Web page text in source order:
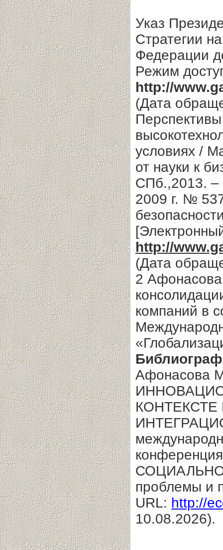
Указ
Стратегии
Федерации
Режим
http://
(Дата
условиях /
от науки к
СПб.,2013. –
2009 г. №
http://
(Дата
2
компаний в
Афонасова
проблемы и
URL: http://
10.08.2026).